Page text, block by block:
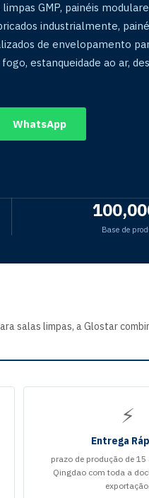
GMP, painéis
industrialmente,
de envelopamento
estanqueidade ao ar,
WhatsApp
Base de
salas limpas, a Glostar
⚡
Entrega
prazo de produção de 15
Qingdao com toda a
exportação.